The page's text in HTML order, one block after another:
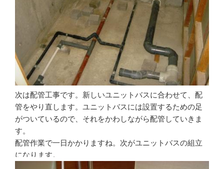
次は配管工事です。新しいユニットバスに合わせて、配
管をやり直します。ユニットバスには設置するための足
がついているので、それをかわしながら配管していきま
す。
配管作業で一日かかりますね。次がユニットバスの組立
になります。